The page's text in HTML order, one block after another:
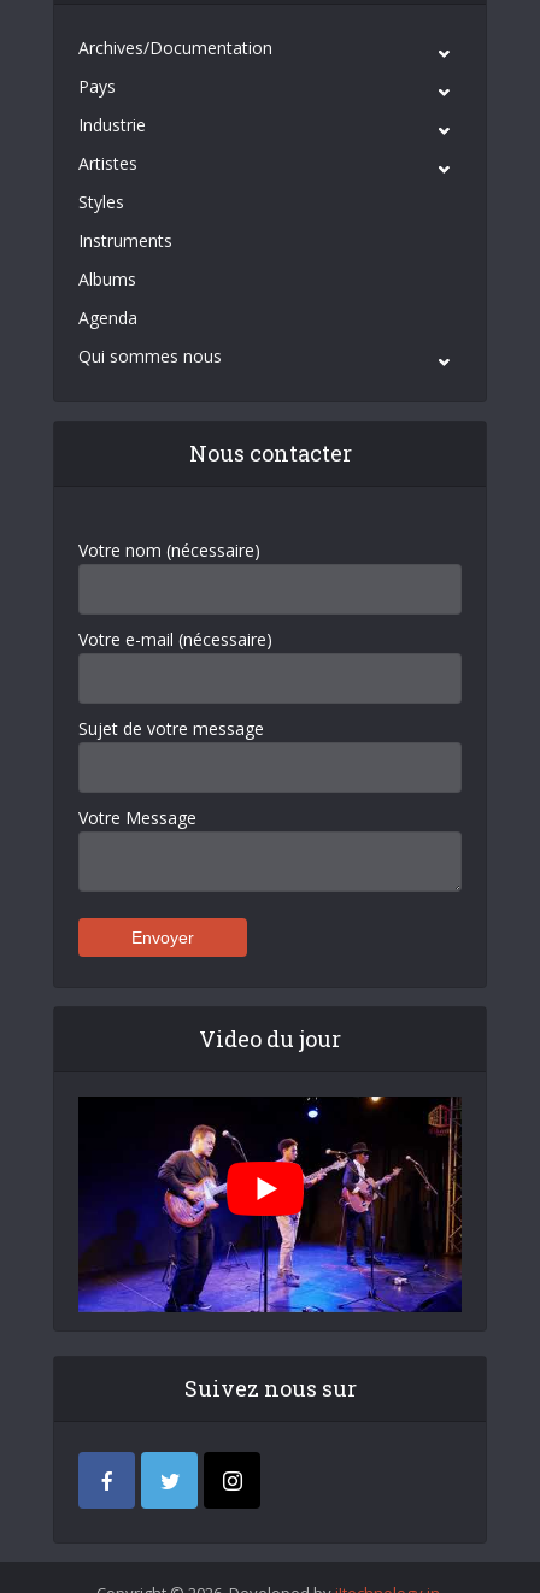
Archives/Documentation
Pays
Industrie
Artistes
Styles
Instruments
Albums
Agenda
Qui sommes nous
Nous contacter
Votre nom (nécessaire)
Votre e-mail (nécessaire)
Sujet de votre message
Votre Message
Video du jour
Suivez nous sur